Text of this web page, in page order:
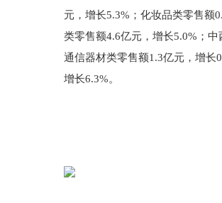
元，增长5.3%；化妆品类零售额
类零售额4.6亿元，增长5.0%；
通信器材类零售额1.3亿元，增长
增长6.3%。